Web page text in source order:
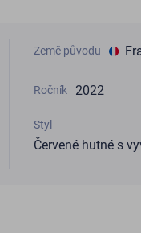
Země původu
Ročník 2022
Styl
Červené hutné s